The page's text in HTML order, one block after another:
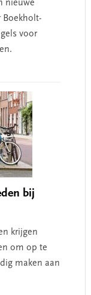
nieuwe
voor
bij
krijgen
om op te
maken aan